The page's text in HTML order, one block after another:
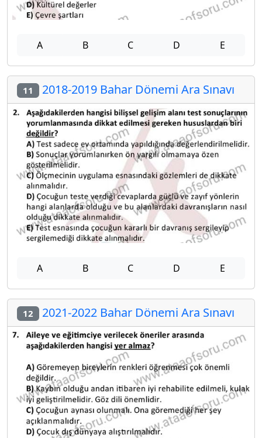
A B C D E
11 2018-2019 Bahar Dönemi Ara Sınavı
A B C D E
12 2021-2022 Bahar Dönemi Ara Sınavı